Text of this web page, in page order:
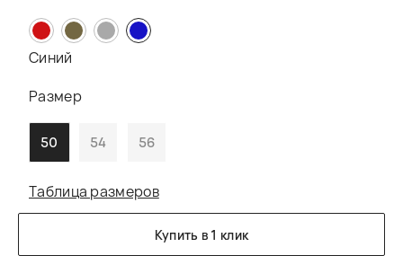
Синий
Размер
50 54 56
Таблица размеров
Купить в 1 клик